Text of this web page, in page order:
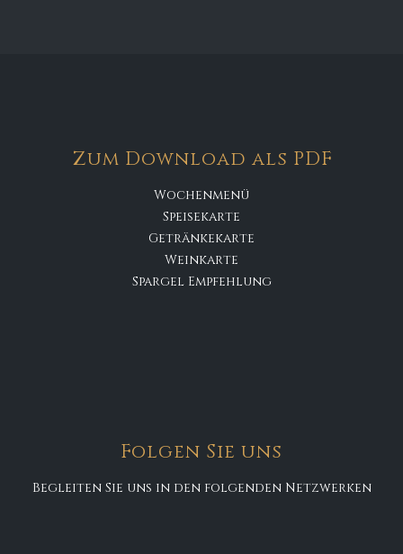
Zum Download als PDF
Wochenmenü
Speisekarte
Getränkekarte
Weinkarte
Spargel Empfehlung
Folgen Sie uns
Begleiten Sie uns in den folgenden Netzwerken